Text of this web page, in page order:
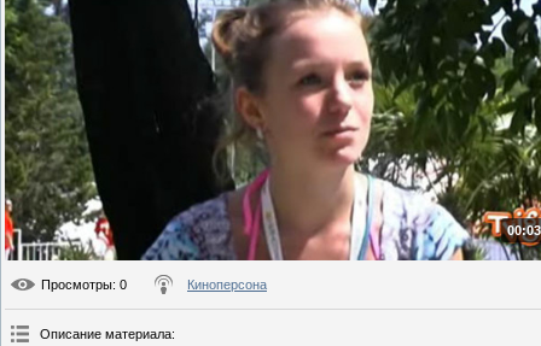
Просмотры: 0 Киноперсона
Описание материала: